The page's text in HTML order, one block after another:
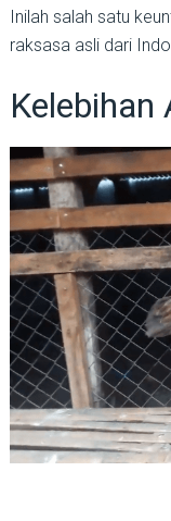
Inilah salah satu
raksasa asli dari
Kelebihan